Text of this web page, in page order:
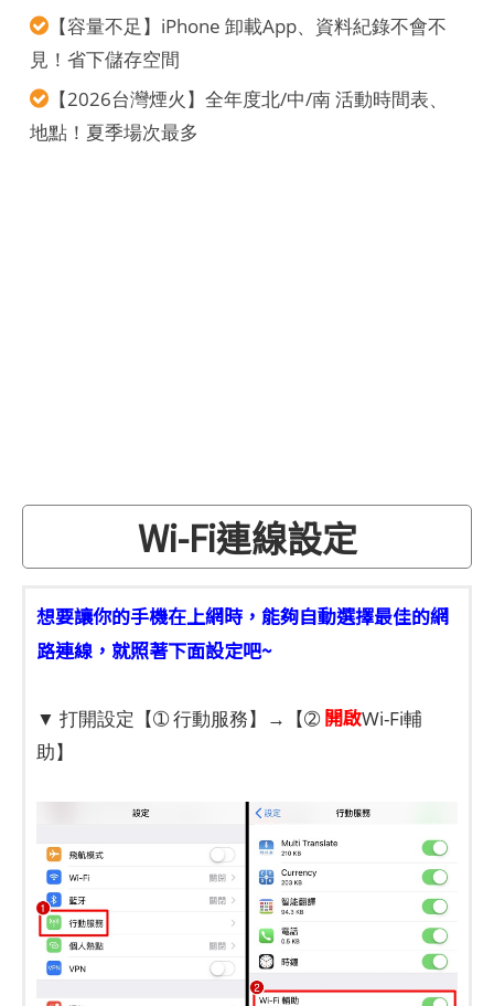
【容量不足】iPhone 卸載App、資料紀錄不會不
見！省下儲存空間
【2026台灣煙火】全年度北/中/南 活動時間表、
地點！夏季場次最多
Wi-Fi連線設定
想要讓你的手機在上網時，能夠自動選擇最佳的網
路連線，就照著下面設定吧~
▼ 打開設定【➀ 行動服務】→【➁開啟Wi-Fi輔
助】